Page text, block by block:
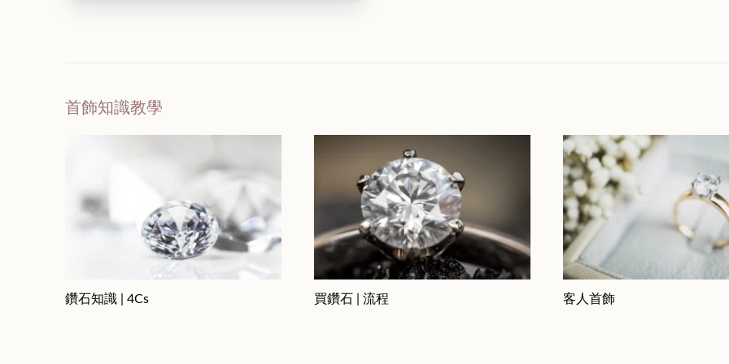
首飾知識教學
鑽石知識 | 4Cs 買鑽石 | 流程 客人首飾